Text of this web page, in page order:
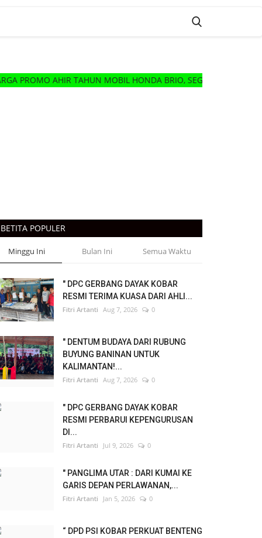
AHIR TAHUN MOBIL HONDA BRIO, SEGERA HUBUNGI DELER
BETITA POPULER
Minggu Ini Bulan Ini Semua Waktu
" DPC GERBANG DAYAK KOBAR
RESMI TERIMA KUASA DARI AHLI...
Fitri Artanti Aug 7, 2026 0
" DENTUM BUDAYA DARI RUBUNG
BUYUNG BANINAN UNTUK
KALIMANTAN!...
Fitri Artanti Aug 7, 2026 0
" DPC GERBANG DAYAK KOBAR
RESMI PERBARUI KEPENGURUSAN
DI...
Fitri Artanti Jul 9, 2026 0
" PANGLIMA UTAR : DARI KUMAI KE
GARIS DEPAN PERLAWANAN,...
Fitri Artanti Jan 5, 2026 0
“ DPD PSI KOBAR PERKUAT BENTENG